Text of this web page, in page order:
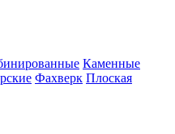
Каменные
Фахверк Плоская